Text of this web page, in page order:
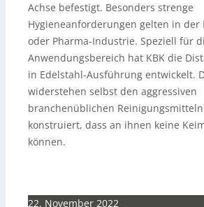
Achse befestigt. Besonders strenge
Hygieneanforderungen gelten in der
oder Pharma-Industrie. Speziell für
Anwendungsbereich hat KBK die
in Edelstahl-Ausführung entwickelt.
widerstehen selbst den aggressiven
branchenüblichen
konstruiert, dass an ihnen keine
können.
22. November 2022